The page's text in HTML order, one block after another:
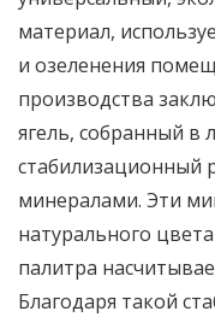
материал,
и озеленения
производства
ягель, собранный в
стабилизационный
минералами. Эти
натурального
палитра
Благодаря такой